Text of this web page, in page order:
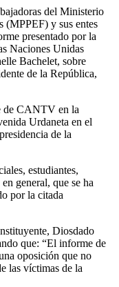
del Ministerio
(MPPEF) y sus entes
presentado por la
Naciones Unidas
Bachelet, sobre
de la República,
de CANTV en la
Urdaneta en el
de la
estudiantes,
general, que se ha
por la citada
Diosdado
que: “El informe de
oposición que no
las víctimas de la